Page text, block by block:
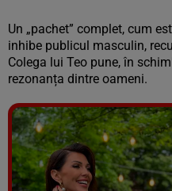
Un „pachet” complet, cum
inhibe publicul masculin,
Colega lui Teo pune, în
rezonanța dintre oameni.